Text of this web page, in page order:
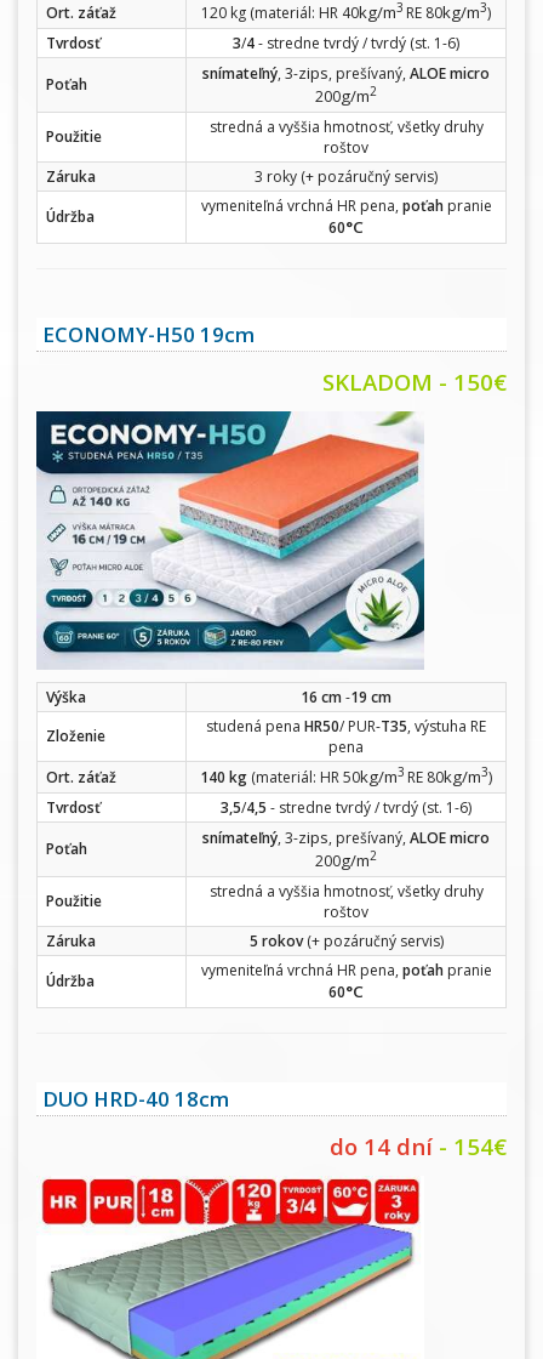
Ort. záťaž 120 kg (materiál: HR 40kg/m3 RE 80kg/m3)
Tvrdosť
3/4- stredne tvrdý / tvrdý (st. 1-6)
Poťah
snímateľný, 3-zips, prešívaný, ALOE micro
200g/m2
Použitie
stredná a vyššia hmotnosť, všetky druhy
roštov
Záruka
3 roky (+ pozáručný servis)
Údržba
vymeniteľná vrchná HR pena, poťahpranie
60°C
ECONOMY-H50 19cm
SKLADOM - 150€
Výška 16 cm-19 cm
Zloženie
studená pena HR50/ PUR-T35, výstuha RE
pena
Ort. záťaž
140 kg (materiál: HR 50kg/m3 RE 80kg/m3)
Tvrdosť
3,5/4,5 - stredne tvrdý / tvrdý (st. 1-6)
Poťah
snímateľný, 3-zips, prešívaný, ALOE micro
200g/m2
Použitie
stredná a vyššia hmotnosť, všetky druhy
roštov
Záruka
5 rokov(+ pozáručný servis)
Údržba
vymeniteľná vrchná HR pena, poťahpranie
60°C
DUO HRD-40 18cm
do 14 dní - 154€